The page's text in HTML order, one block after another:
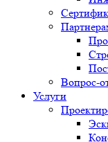
Вопрос-
Услуги